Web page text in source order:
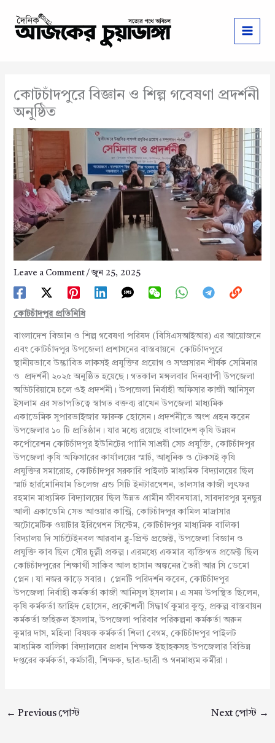
content
কোটচাঁদপুরে বিজ্ঞান ও শিল্প গবেষণা প্রদর্শনী
অনুষ্ঠিত
Leave a Comment /জুন 25, 2025
কোটচাঁদপুর প্রতিনিধি
বাংলাদেশ বিজ্ঞান ও শিল্প গবেষণা পরিষদ (বিসিএসআইআর) এর আয়োজনে
এবং কোটচাঁদপুর উপজেলা প্রশাসনের বাস্তবায়নে কোটচাঁদপুরে
স্থানীয়ভাবে উদ্ভাবিত লাকসই প্রযুক্তির প্রয়োগ ও সম্প্রসারন শীর্ষক সেমিনার
ও প্রদর্শনী ২০২৫ অনুষ্ঠিত হয়েছে। গতকাল মঙ্গলবার দিনব্যাপী উপজেলা
অডিটরিয়ামে চলে ওই প্রদর্শনী। উপজেলা নির্বাহী অফিসার কাজী আনিসুল
ইসলাম এর সভাপতিত্বে স্বাগত বক্তব্য রাখেন উপজেলা মাধ্যমিক
একাডেমিক সুপারভাইজার ফারুক হোসেন। প্রদর্শনীতে অংশ গ্রহন করেন
উপজেলার ১০ টি প্রতিষ্ঠান। যার মধ্যে রয়েছে বাংলাদেশ কৃষি উন্নয়ন
কর্পোরেশন কোটচাঁদপুর ইউনিটের পাানি সাশ্রয়ী সেচ প্রযুক্তি, কোটচাঁদপুর
উপজেলা কৃষি অফিসারের কার্যালয়ের স্মার্ট, আধুনিক ও টেকসই কৃষি
প্রযুক্তির সমারোহ, কোটচাঁদপুর সরকারি পাইলট মাধ্যমিক বিদ্যালয়ের ছিল
স্মার্ট হার্রমোনিয়াম ভিলেজ এন্ড সিটি ইনটারগেশন, তালসার কাজী লুৎফর
রহমান মাধ্যমিক বিদ্যালয়ের ছিল উন্নত গ্রামীন জীবনযাত্রা, সাবদারপুর মুনছুর
আলী একাডেমি সেভ আওয়ার কান্ট্রি, কোটচাঁদপুর কামিল মাদ্রাসার
অটোমেটিক ওয়াটার ইরিগেশন সিস্টেম, কোটচাঁদপুর মাধ্যমিক বালিকা
বিদ্যালয় দি সার্চটৈইনবল আরবান ব্লু-প্রিন্ট প্রজেক্ট, উপজেলা বিজ্ঞান ও
প্রযুক্তি কাব ছিল সৌর চুল্লী প্রকল্প। এরমধ্যে একমাত্র ব্যক্তিগত প্রজেক্ট ছিল
কোটচাঁদপুরের শিক্ষার্থী সাকিব আল হাসান অঙ্কনের তৈরী আর সি ডেমো
প্লেন। যা নজর কাড়ে সবার। প্লেনটি পরিদর্শন করেন, কোটচাঁদপুর
উপজেলা নির্বাহী কর্মকর্তা কাজী আনিসুল ইসলাম। এ সময় উপস্থিত ছিলেন,
কৃষি কর্মকর্তা জাহিদ হোসেন, প্রকৌশলী সিদ্ধার্থ কুমার কুন্ডু, প্রকল্প বাস্তবায়ন
কর্মকর্তা জহিরুল ইসলাম, উপজেলা পরিবার পরিকল্পনা কর্মকর্তা অরুন
কুমার দাস, মহিলা বিষয়ক কর্মকর্তা শিলা বেগম, কোটচাঁদপুর পাইলট
মাধ্যমিক বালিকা বিদ্যালয়ের প্রধান শিক্ষক ইছাহকসহ উপজেলার বিভিন্ন
দপ্তরের কর্মকর্তা, কর্মচারী, শিক্ষক, ছাত্র-ছাত্রী ও গনমাধ্যম কর্মীরা।
← Previous পোস্ট Next পোস্ট →